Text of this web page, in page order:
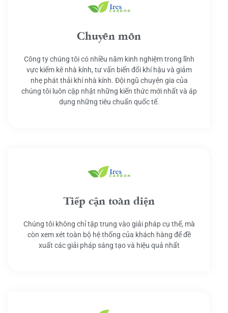
Chuyên môn
Công ty chúng tôi có nhiều năm kinh nghiệm trong lĩnh
vực kiểm kê nhà kính, tư vấn biến đổi khí hậu và giảm
nhẹ phát thải khí nhà kính. Đội ngũ chuyên gia của
chúng tôi luôn cập nhật những kiến thức mới nhất và áp
dụng những tiêu chuẩn quốc tế.
Tiếp cận toàn diện
Chúng tôi không chỉ tập trung vào giải pháp cụ thể, mà
còn xem xét toàn bộ hệ thống của khách hàng để đề
xuất các giải pháp sáng tạo và hiệu quả nhất